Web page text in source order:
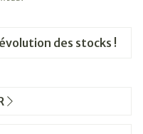
des stocks !